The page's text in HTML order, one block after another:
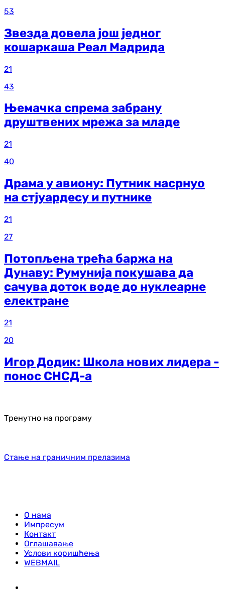
53
Звезда довела још једног
кошаркаша Реал Мадрида
21
43
Њемачка спрема забрану
друштвених мрежа за младе
21
40
Драма у авиону: Путник насрнуо
на стјуардесу и путнике
21
27
Потопљена трећа баржа на
Дунаву: Румунија покушава да
сачува доток воде до нуклеарне
електране
21
20
Игор Додик: Школа нових лидера -
понос СНСД-а
Тренутно на програму
Стање на граничним прелазима
О нама
Импресум
Контакт
Оглашавање
Услови коришћења
WEBMAIL